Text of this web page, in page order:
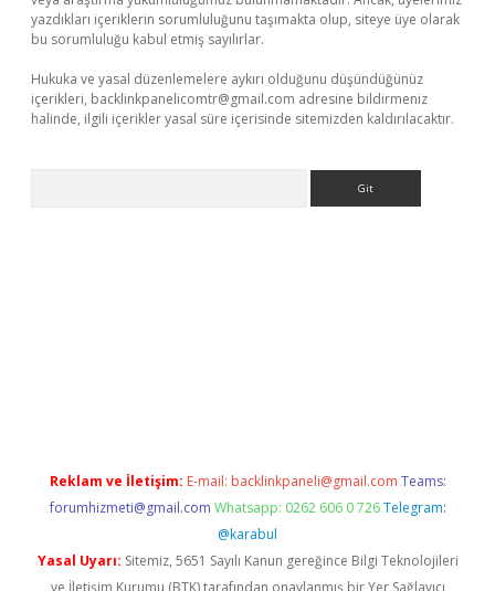
yazdıkları içeriklerin sorumluluğunu taşımakta olup, siteye üye olarak
bu sorumluluğu kabul etmiş sayılırlar.
Hukuka ve yasal düzenlemelere aykırı olduğunu düşündüğünüz
içerikleri, backlinkpanelicomtr@gmail.com adresine bildirmeniz
halinde, ilgili içerikler yasal süre içerisinde sitemizden kaldırılacaktır.
Reklam ve İletişim: E-mail: backlinkpaneli@gmail.com Teams:
forumhizmeti@gmail.com Whatsapp: 0262 606 0 726 Telegram:
@karabul
Yasal Uyarı: Sitemiz, 5651 Sayılı Kanun gereğince Bilgi Teknolojileri
ve İletişim Kurumu (BTK) tarafından onaylanmış bir Yer Sağlayıcı